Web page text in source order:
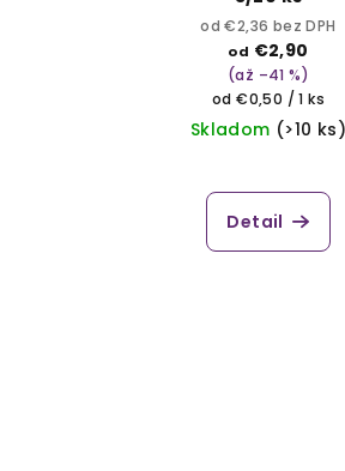
od €2,36 bez DPH
od €2,90
(až –41 %)
Jednotková
cena:
od €0,50 / 1 ks
Skladom (>10 ks)
Detail